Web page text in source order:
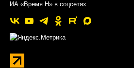
ИА «Время Н» в соцсетях